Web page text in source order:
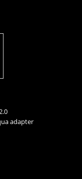
adapter
Window, Mac